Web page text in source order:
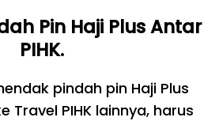
Pin Haji Plus Antar
PIHK.
pindah pin Haji Plus
Travel PIHK lainnya, harus